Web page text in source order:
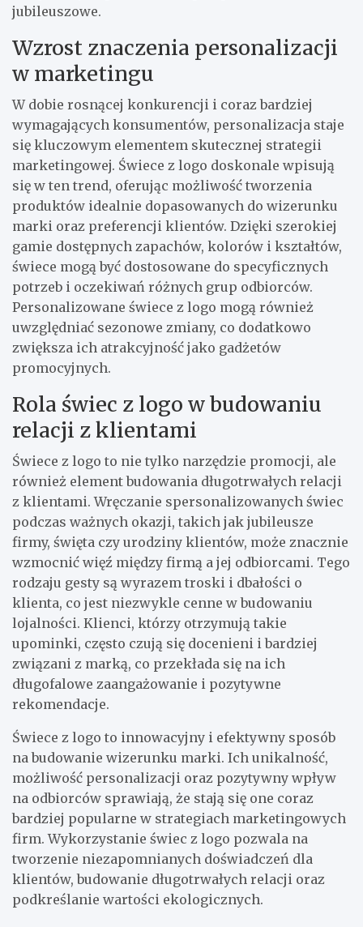
jubileuszowe.
Wzrost znaczenia personalizacji
w marketingu
W dobie rosnącej konkurencji i coraz bardziej
wymagających konsumentów, personalizacja staje
się kluczowym elementem skutecznej strategii
marketingowej. Świece z logo doskonale wpisują
się w ten trend, oferując możliwość tworzenia
produktów idealnie dopasowanych do wizerunku
marki oraz preferencji klientów. Dzięki szerokiej
gamie dostępnych zapachów, kolorów i kształtów,
świece mogą być dostosowane do specyficznych
potrzeb i oczekiwań różnych grup odbiorców.
Personalizowane świece z logo mogą również
uwzględniać sezonowe zmiany, co dodatkowo
zwiększa ich atrakcyjność jako gadżetów
promocyjnych.
Rola świec z logo w budowaniu
relacji z klientami
Świece z logo to nie tylko narzędzie promocji, ale
również element budowania długotrwałych relacji
z klientami. Wręczanie spersonalizowanych świec
podczas ważnych okazji, takich jak jubileusze
firmy, święta czy urodziny klientów, może znacznie
wzmocnić więź między firmą a jej odbiorcami. Tego
rodzaju gesty są wyrazem troski i dbałości o
klienta, co jest niezwykle cenne w budowaniu
lojalności. Klienci, którzy otrzymują takie
upominki, często czują się docenieni i bardziej
związani z marką, co przekłada się na ich
długofalowe zaangażowanie i pozytywne
rekomendacje.
Świece z logo to innowacyjny i efektywny sposób
na budowanie wizerunku marki. Ich unikalność,
możliwość personalizacji oraz pozytywny wpływ
na odbiorców sprawiają, że stają się one coraz
bardziej popularne w strategiach marketingowych
firm. Wykorzystanie świec z logo pozwala na
tworzenie niezapomnianych doświadczeń dla
klientów, budowanie długotrwałych relacji oraz
podkreślanie wartości ekologicznych.